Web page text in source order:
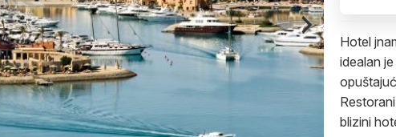
Hotel
idealan
blizini